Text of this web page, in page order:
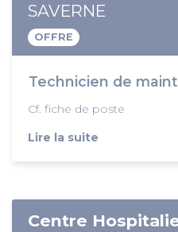
SAVERNE
OFFRE
Technicien de
Cf. fiche de poste
Lire la suite
Centre